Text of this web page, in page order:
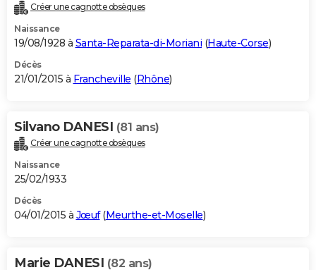
Créer une cagnotte obsèques
Naissance
19/08/1928 à Santa-Reparata-di-Moriani (Haute-Corse)
Décès
21/01/2015 à Francheville (Rhône)
Silvano DANESI (81 ans)
Créer une cagnotte obsèques
Naissance
25/02/1933
Décès
04/01/2015 à Jœuf(Meurthe-et-Moselle)
Marie DANESI (82 ans)